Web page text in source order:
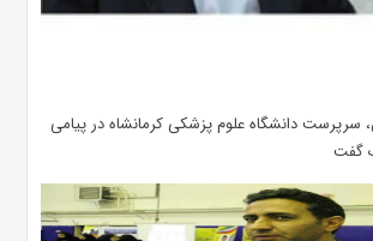
دانشگاه علوم پزشکی کرمانشاه در پیامی
گفت